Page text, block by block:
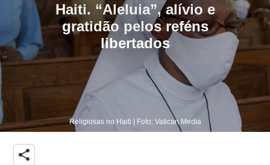
Haiti. “Aleluia”, alívio e
gratidão pelos reféns
libertados
Religiosas no Haiti | Foto: Vatican Media
share